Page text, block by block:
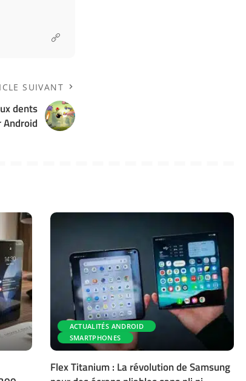
SUIVANT
dents
Android
ACTUALITÉS ANDROID
SMARTPHONES
Flex Titanium : La révolution de Samsung